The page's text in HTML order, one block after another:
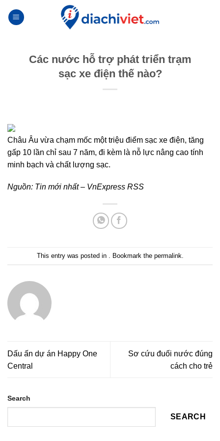
Các nước hỗ trợ phát triển trạm
sạc xe điện thế nào?
Châu Âu vừa chạm mốc một triệu điểm sạc xe điện, tăng
gấp 10 lần chỉ sau 7 năm, đi kèm là nỗ lực nâng cao tính
minh bạch và chất lượng sạc.
Nguồn: Tin mới nhất – VnExpress RSS
This entry was posted in . Bookmark the permalink
Dấu ấn dự án Happy One
Central
Sơ cứu đuối nước đúng
cách cho trẻ
Search
SEARCH